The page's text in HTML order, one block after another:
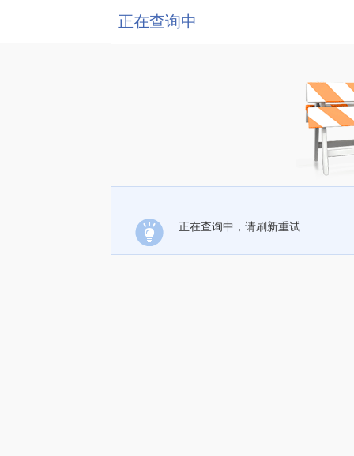
正在查询中
正在查询中，请刷新重试